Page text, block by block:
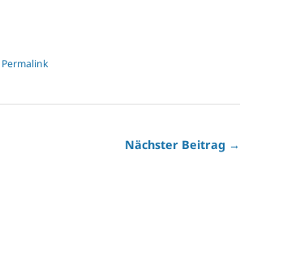
Permalink
Nächster Beitrag →